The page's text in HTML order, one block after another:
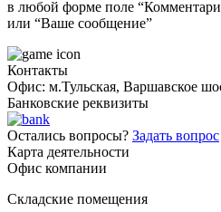
в любой форме поле
или “Ваше сообщение”
Контакты
Офис: м.Тульская, Варшавское
Банковские реквизиты
Остались вопросы? Задать вопрос
Карта деятельности
Офис компании
Складские помещения